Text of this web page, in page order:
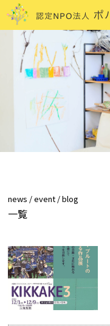
news / event / blog
一覧